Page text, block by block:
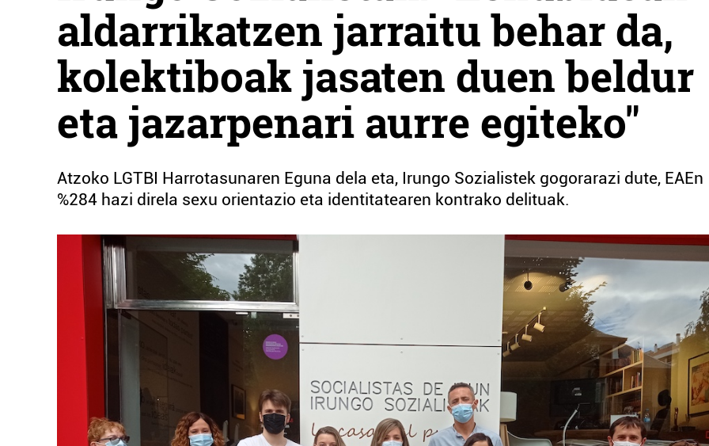
aldarrikatzen jarraitu behar da,
kolektiboak jasaten duen beldur
eta jazarpenari aurre egiteko"
Atzoko LGTBI Harrotasunaren Eguna dela eta, Irungo Sozialistek gogorarazi dute, EAEn
%284 hazi direla sexu orientazio eta identitatearen kontrako delituak.